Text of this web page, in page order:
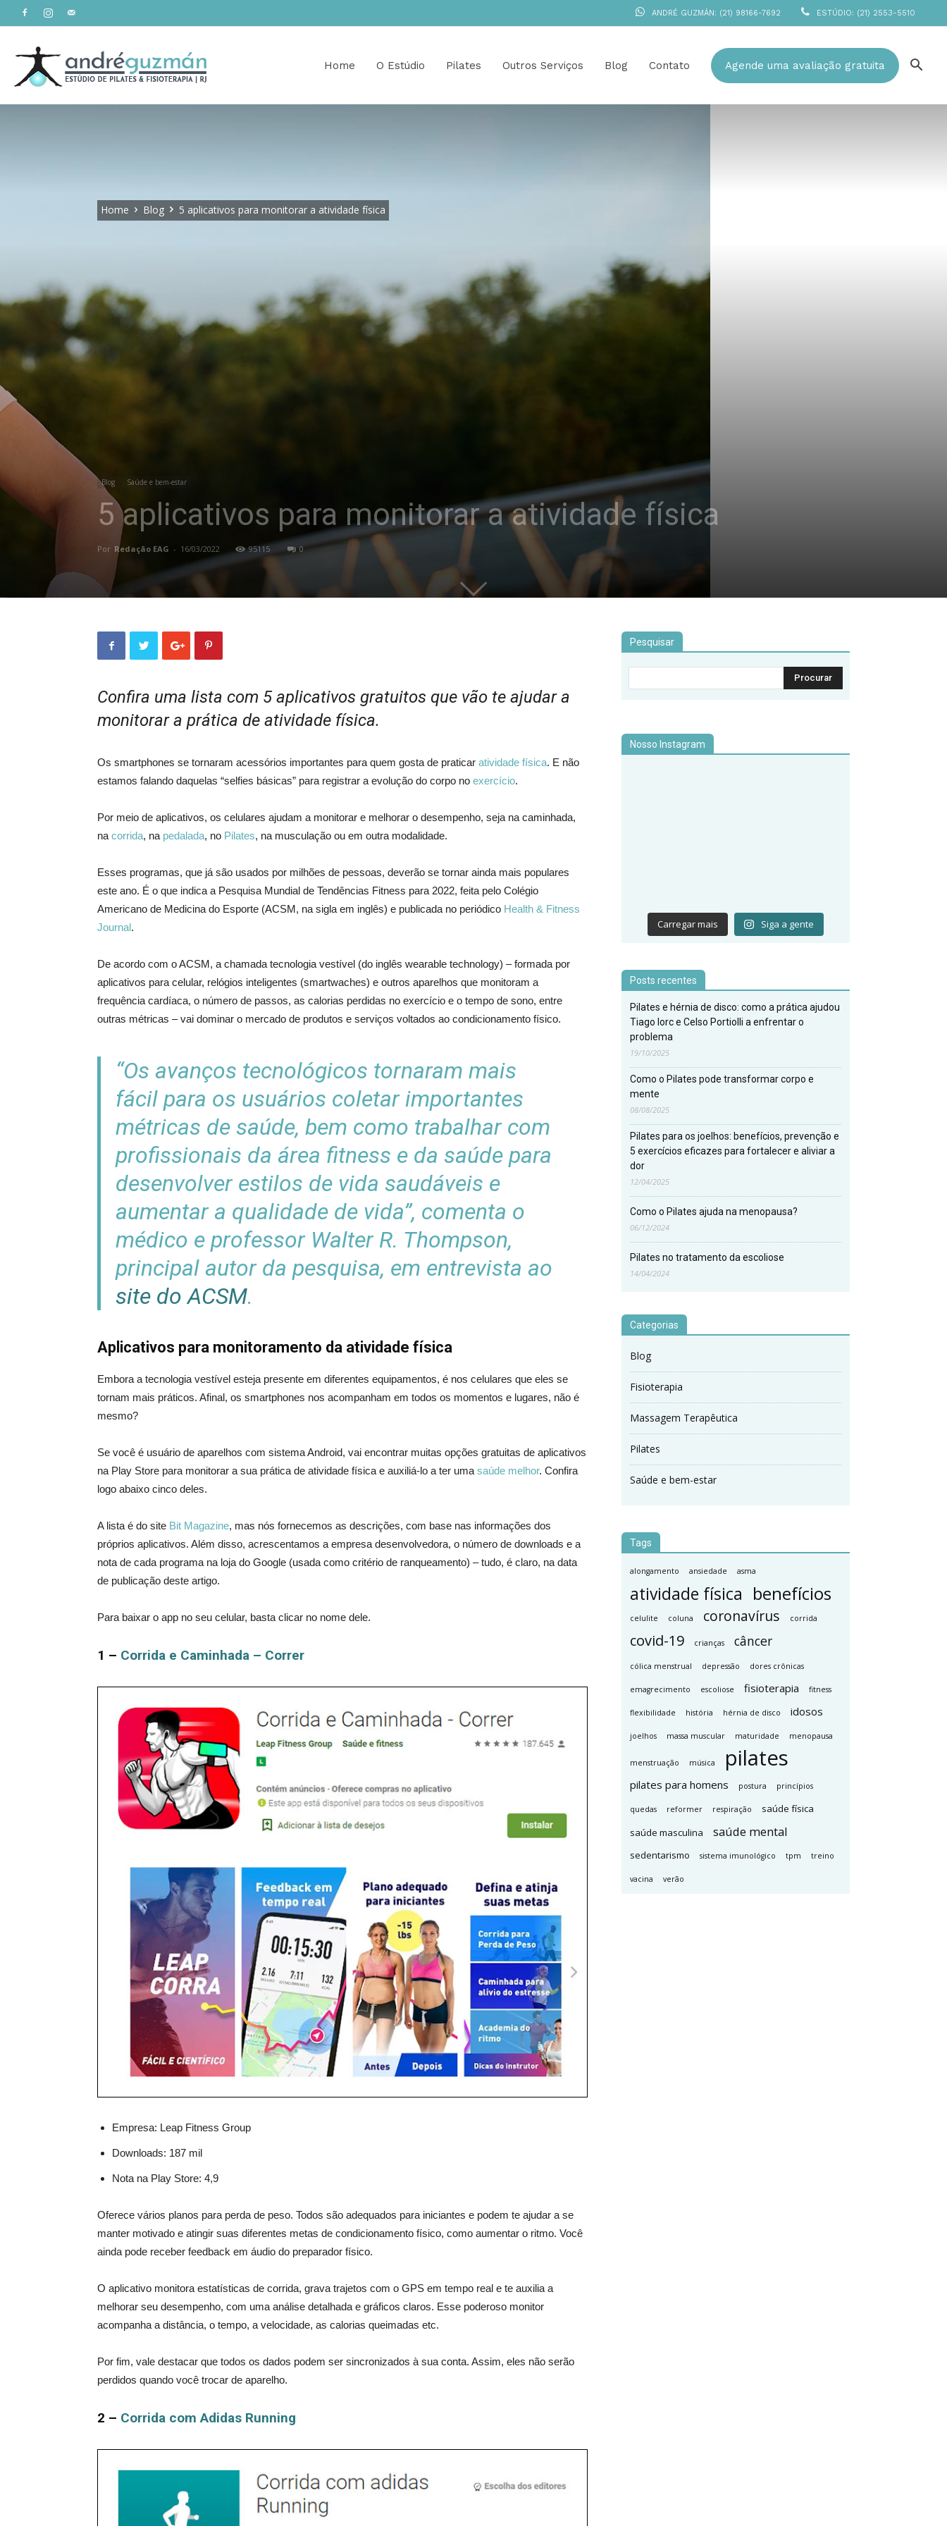
ANDRÉ GUZMÁN: (21) 98166-7692 ESTÚDIO: (21) 2553-5510
Estúdio
Guzmán
Home O Estúdio Pilates Outros Serviços Blog Contato Agende uma avaliação gratuita
Home Blog 5 aplicativos para monitorar a atividade física
Blog Saúde e bem-estar
5 aplicativos para monitorar a atividade física
Por Redação EAG - 16/03/2022 95115 0
Confira uma lista com 5 aplicativos gratuitos que vão te ajudar a
monitorar a prática de atividade física.
Os smartphones se tornaram acessórios importantes para quem gosta de praticar atividade física. E não
estamos falando daquelas “selfies básicas” para registrar a evolução do corpo no exercício.
Por meio de aplicativos, os celulares ajudam a monitorar e melhorar o desempenho, seja na caminhada,
na corrida, na pedalada, no Pilates, na musculação ou em outra modalidade.
Esses programas, que já são usados por milhões de pessoas, deverão se tornar ainda mais populares
este ano. É o que indica a Pesquisa Mundial de Tendências Fitness para 2022, feita pelo Colégio
Americano de Medicina do Esporte (ACSM, na sigla em inglês) e publicada no periódico Health & Fitness
Journal.
De acordo com o ACSM, a chamada tecnologia vestível (do inglês wearable technology) – formada por
aplicativos para celular, relógios inteligentes (smartwaches) e outros aparelhos que monitoram a
frequência cardíaca, o número de passos, as calorias perdidas no exercício e o tempo de sono, entre
outras métricas – vai dominar o mercado de produtos e serviços voltados ao condicionamento físico.
“Os avanços tecnológicos tornaram mais
fácil para os usuários coletar importantes
métricas de saúde, bem como trabalhar com
profissionais da área fitness e da saúde para
desenvolver estilos de vida saudáveis e
aumentar a qualidade de vida”, comenta o
médico e professor Walter R. Thompson,
principal autor da pesquisa, em entrevista ao
site do ACSM.
Aplicativos para monitoramento da atividade física
Embora a tecnologia vestível esteja presente em diferentes equipamentos, é nos celulares que eles se
tornam mais práticos. Afinal, os smartphones nos acompanham em todos os momentos e lugares, não é
mesmo?
Se você é usuário de aparelhos com sistema Android, vai encontrar muitas opções gratuitas de aplicativos
na Play Store para monitorar a sua prática de atividade física e auxiliá-lo a ter uma saúde melhor. Confira
logo abaixo cinco deles.
A lista é do site Bit Magazine, mas nós fornecemos as descrições, com base nas informações dos
próprios aplicativos. Além disso, acrescentamos a empresa desenvolvedora, o número de downloads e a
nota de cada programa na loja do Google (usada como critério de ranqueamento) – tudo, é claro, na data
de publicação deste artigo.
Para baixar o app no seu celular, basta clicar no nome dele.
1 – Corrida e Caminhada – Correr
Empresa: Leap Fitness Group
Downloads: 187 mil
Nota na Play Store: 4,9
Oferece vários planos para perda de peso. Todos são adequados para iniciantes e podem te ajudar a se
manter motivado e atingir suas diferentes metas de condicionamento físico, como aumentar o ritmo. Você
ainda pode receber feedback em áudio do preparador físico.
O aplicativo monitora estatísticas de corrida, grava trajetos com o GPS em tempo real e te auxilia a
melhorar seu desempenho, com uma análise detalhada e gráficos claros. Esse poderoso monitor
acompanha a distância, o tempo, a velocidade, as calorias queimadas etc.
Por fim, vale destacar que todos os dados podem ser sincronizados à sua conta. Assim, eles não serão
perdidos quando você trocar de aparelho.
2 – Corrida com Adidas Running
Pesquisar
Nosso Instagram
Carregar mais Siga a gente
Posts recentes
Pilates e hérnia de disco: como a prática ajudou
Tiago Iorc e Celso Portiolli a enfrentar o
problema
19/10/2025
Como o Pilates pode transformar corpo e
mente
08/08/2025
Pilates para os joelhos: benefícios, prevenção e
5 exercícios eficazes para fortalecer e aliviar a
dor
12/04/2025
Como o Pilates ajuda na menopausa?
06/12/2024
Pilates no tratamento da escoliose
14/04/2024
Categorias
Blog
Fisioterapia
Massagem Terapêutica
Pilates
Saúde e bem-estar
Tags
alongamento ansiedade asma
atividade física benefícios
celulite coluna coronavírus corrida
covid-19 crianças câncer
cólica menstrual depressão dores crônicas
emagrecimento escoliose fisioterapia fitness
flexibilidade história hérnia de disco idosos
joelhos massa muscular maturidade menopausa
menstruação música pilates
pilates para homens postura princípios
quedas reformer respiração
saúde física
saúde masculina
saúde mental
sedentarismo sistema imunológico tpm treino
vacina verão